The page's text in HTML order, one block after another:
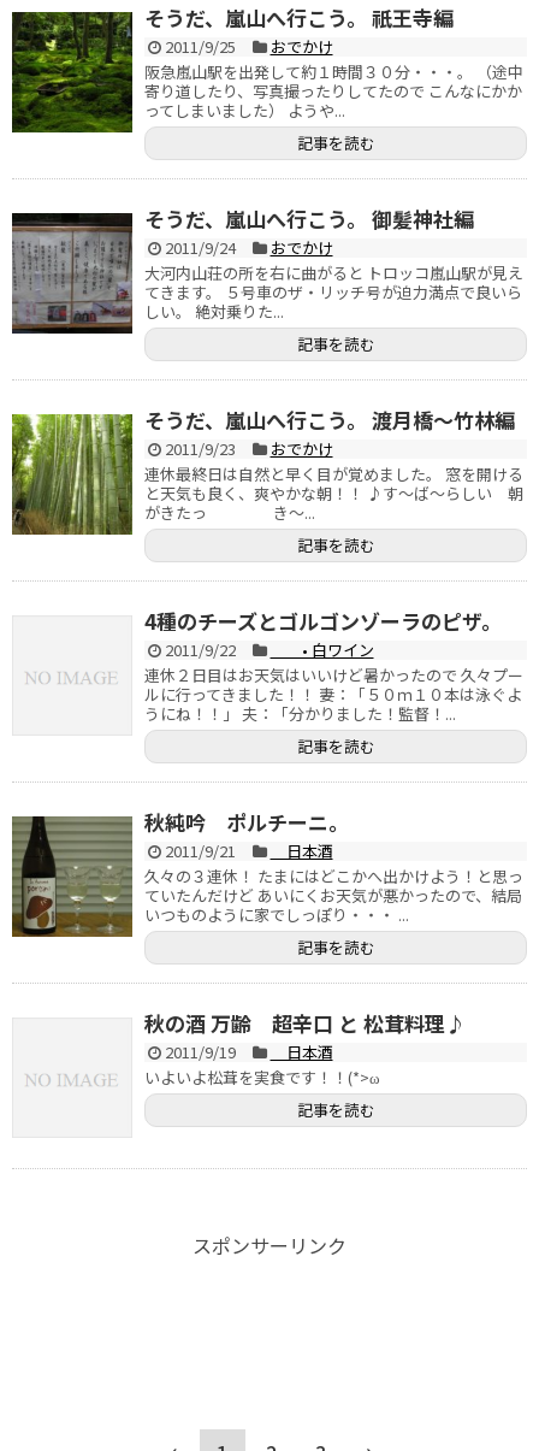
そうだ、嵐山へ行こう。 祇王寺編
2011/9/25
おでかけ
阪急嵐山駅を出発して約１時間３０分・・・。 （途中
寄り道したり、写真撮ったりしてたので こんなにかか
ってしまいました） ようや...
記事を読む
そうだ、嵐山へ行こう。 御髪神社編
2011/9/24
おでかけ
大河内山荘の所を右に曲がると トロッコ嵐山駅が見え
てきます。 ５号車のザ・リッチ号が迫力満点で良いら
しい。 絶対乗りた...
記事を読む
そうだ、嵐山へ行こう。 渡月橋～竹林編
2011/9/23
おでかけ
連休最終日は自然と早く目が覚めました。 窓を開ける
と天気も良く、爽やかな朝！！ ♪す～ば～らしい 朝
がきたっ き～...
記事を読む
4種のチーズとゴルゴンゾーラのピザ。
2011/9/22
• 白ワイン
連休２日目はお天気はいいけど暑かったので 久々プー
ルに行ってきました！！ 妻：「５０ｍ１０本は泳ぐよ
うにね！！」 夫：「分かりました！監督！...
記事を読む
秋純吟 ポルチーニ。
2011/9/21
日本酒
久々の３連休！ たまにはどこかへ出かけよう！と思っ
ていたんだけど あいにくお天気が悪かったので、結局
いつものように家でしっぽり・・・ ...
記事を読む
秋の酒 万齢 超辛口 と 松茸料理♪
2011/9/19
日本酒
いよいよ松茸を実食です！！(*>ω
記事を読む
スポンサーリンク